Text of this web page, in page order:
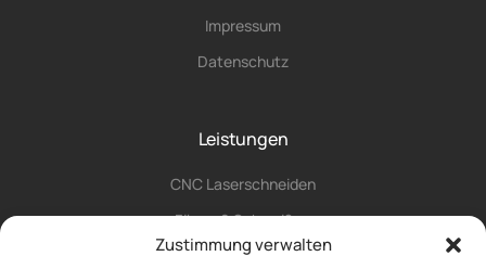
Zustimmung verwalten
Impressum
Datenschutz
Leistungen
CNC Laserschneiden
Fügen & Schweißen
CNC Umformung